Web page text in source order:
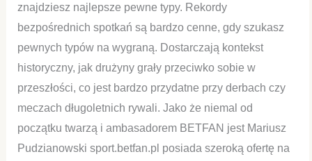
znajdziesz najlepsze pewne typy. Rekordy
bezpośrednich spotkań są bardzo cenne, gdy szukasz
pewnych typów na wygraną. Dostarczają kontekst
historyczny, jak drużyny grały przeciwko sobie w
przeszłości, co jest bardzo przydatne przy derbach czy
meczach długoletnich rywali. Jako że niemal od
początku twarzą i ambasadorem BETFAN jest Mariusz
Pudzianowski sport.betfan.pl posiada szeroką ofertę na